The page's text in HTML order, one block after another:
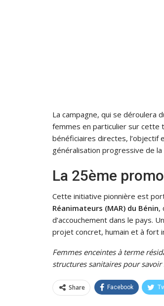
La campagne, qui se déroulera
femmes en particulier sur cette
bénéficiaires directes,
généralisation progressive de
La 25ème
Cette initiative pionnière est
Réanimateurs (MAR) du Bénin,
d’accouchement dans le pays.
projet concret, humain et à fort
Femmes enceintes à terme
structures sanitaires pour
Share Facebook